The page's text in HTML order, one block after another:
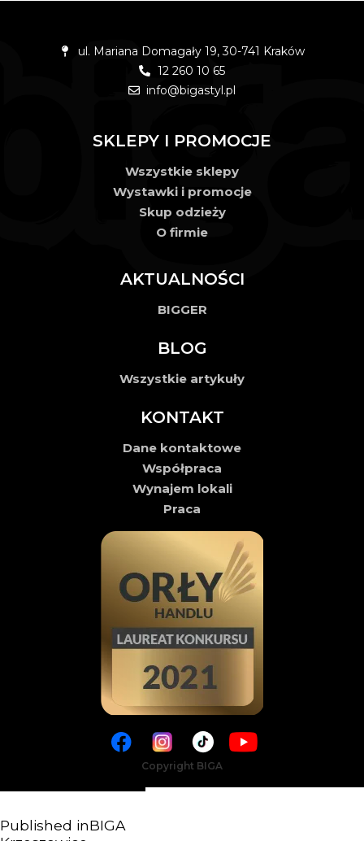
ul. Mariana Domagały 19, 30-741 Kraków
12 260 10 65
info@bigastyl.pl
SKLEPY I PROMOCJE
Wszystkie sklepy
Wystawki i promocje
Skup odzieży
O firmie
AKTUALNOŚCI
BIGGER
BLOG
Wszystkie artykuły
KONTAKT
Dane kontaktowe
Współpraca
Wynajem lokali
Praca
Copyright BIGA
Published inBIGA